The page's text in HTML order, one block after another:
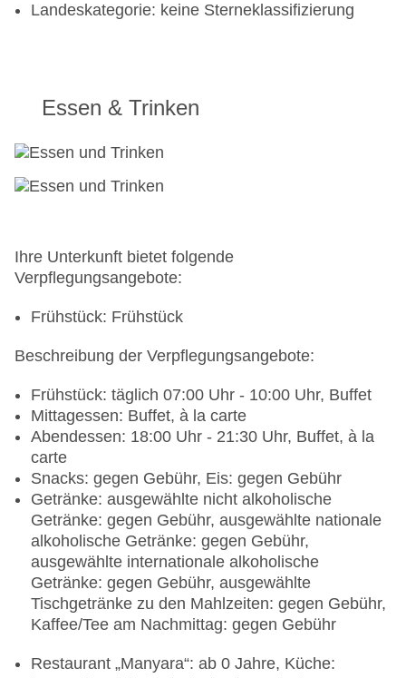
Landeskategorie: keine Sterneklassifizierung
Essen & Trinken
Ihre Unterkunft bietet folgende
Verpflegungsangebote:
Frühstück: Frühstück
Beschreibung der Verpflegungsangebote:
Frühstück: täglich 07:00 Uhr - 10:00 Uhr, Buffet
Mittagessen: Buffet, à la carte
Abendessen: 18:00 Uhr - 21:30 Uhr, Buffet, à la
carte
Snacks: gegen Gebühr, Eis: gegen Gebühr
Getränke: ausgewählte nicht alkoholische
Getränke: gegen Gebühr, ausgewählte nationale
alkoholische Getränke: gegen Gebühr,
ausgewählte internationale alkoholische
Getränke: gegen Gebühr, ausgewählte
Tischgetränke zu den Mahlzeiten: gegen Gebühr,
Kaffee/Tee am Nachmittag: gegen Gebühr
Restaurant „Manyara“: ab 0 Jahre, Küche: